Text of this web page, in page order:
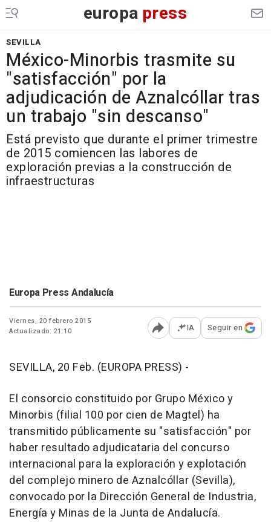
europa press
SEVILLA
México-Minorbis trasmite su
"satisfacción" por la
adjudicación de Aznalcóllar tras
un trabajo "sin descanso"
Está previsto que durante el primer trimestre
de 2015 comiencen las labores de
exploración previas a la construcción de
infraestructuras
Europa Press Andalucía
Viernes, 20 febrero 2015
Actualizado: 21:10
Abrir opciones para
IA Seguir en
SEVILLA, 20 Feb. (EUROPA PRESS) -
El consorcio constituido por Grupo México y
Minorbis (filial 100 por cien de Magtel) ha
transmitido públicamente su "satisfacción" por
haber resultado adjudicataria del concurso
internacional para la exploración y explotación
del complejo minero de Aznalcóllar (Sevilla),
convocado por la Dirección General de Industria,
Energía y Minas de la Junta de Andalucía.